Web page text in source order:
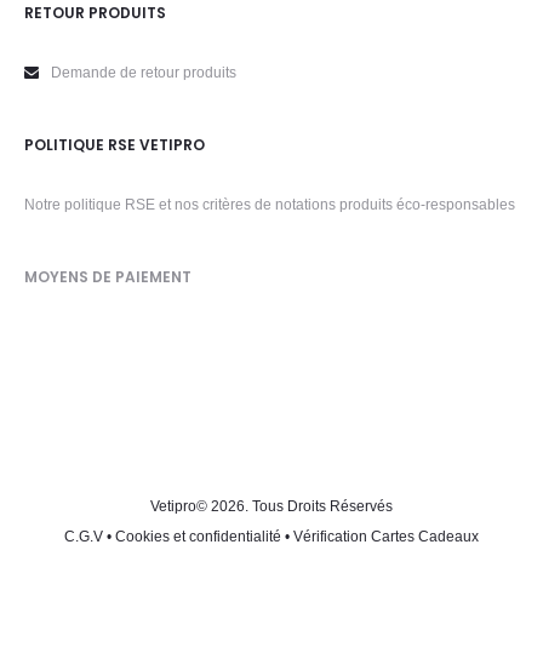
RETOUR PRODUITS
Demande de retour produits
POLITIQUE RSE VETIPRO
Notre politique RSE et nos critères de notations produits éco-responsables
MOYENS DE PAIEMENT
Vetipro© 2026. Tous Droits Réservés
C.G.V • Cookies et confidentialité • Vérification Cartes Cadeaux